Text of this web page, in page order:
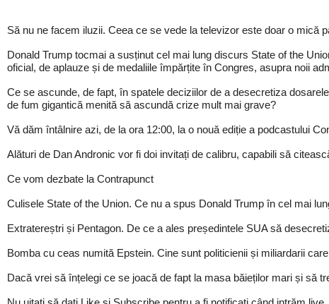
Să nu ne facem iluzii. Ceea ce se vede la televizor este doar o mică
Donald Trump tocmai a susținut cel mai lung discurs State of the
oficial, de aplauze și de medaliile împărțite în Congres, asupra noii
Ce se ascunde, de fapt, în spatele deciziilor de a desecretiza
de fum gigantică menită să ascundă crize mult mai grave?
Vă dăm întâlnire azi, de la ora 12:00, la o nouă ediție a podcastului
Alături de Dan Andronic vor fi doi invitați de calibru, capabili să
Ce vom dezbate la Contrapunct
Culisele State of the Union. Ce nu a spus Donald Trump în cel mai
Extratereștri și Pentagon. De ce a ales președintele SUA să
Bomba cu ceas numită Epstein. Cine sunt politicienii și miliardarii
Dacă vrei să înțelegi ce se joacă de fapt la masa băieților mari și să